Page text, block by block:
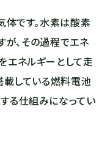
体です。水素は酸素
が、その過程でエネ
エネルギーとして走
載している燃料電池
る仕組みになってい